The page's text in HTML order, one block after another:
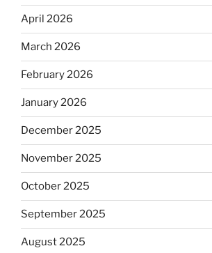
April 2026
March 2026
February 2026
January 2026
December 2025
November 2025
October 2025
September 2025
August 2025